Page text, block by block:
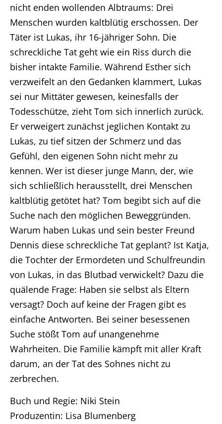
nicht enden wollenden Albtraums: Drei
Menschen wurden kaltblütig erschossen. Der
Täter ist Lukas, ihr 16-jähriger Sohn. Die
schreckliche Tat geht wie ein Riss durch die
bisher intakte Familie. Während Esther sich
verzweifelt an den Gedanken klammert, Lukas
sei nur Mittäter gewesen, keinesfalls der
Todesschütze, zieht Tom sich innerlich zurück.
Er verweigert zunächst jeglichen Kontakt zu
Lukas, zu tief sitzen der Schmerz und das
Gefühl, den eigenen Sohn nicht mehr zu
kennen. Wer ist dieser junge Mann, der, wie
sich schließlich herausstellt, drei Menschen
kaltblütig getötet hat? Tom begibt sich auf die
Suche nach den möglichen Beweggründen.
Warum haben Lukas und sein bester Freund
Dennis diese schreckliche Tat geplant? Ist Katja,
die Tochter der Ermordeten und Schulfreundin
von Lukas, in das Blutbad verwickelt? Dazu die
quälende Frage: Haben sie selbst als Eltern
versagt? Doch auf keine der Fragen gibt es
einfache Antworten. Bei seiner besessenen
Suche stößt Tom auf unangenehme
Wahrheiten. Die Familie kämpft mit aller Kraft
darum, an der Tat des Sohnes nicht zu
zerbrechen.
Buch und Regie: Niki Stein
Produzentin: Lisa Blumenberg
Home
Unternehmen
Produktionen
Presse
Karriere
Kontakt
DE
Impressum